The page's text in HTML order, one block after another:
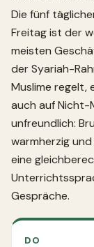
Die fünf
Freitag ist der
meisten
der Syariah-
Muslime regelt,
auch auf Nicht-
unfreundlich:
warmherzig und
eine
Gespräche.
DO